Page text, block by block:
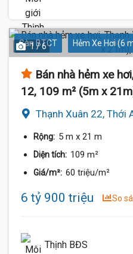
Sàn BTCT Hẻm Xe Hơi (6
1 / 6
Bán nhà hẻm xe
12, 109 m² (5m x
Thạnh Xuân 22, Thới
Rộng: 5 m x 21 m
Diện tích: 109 m²
Giá/m²: 60 triệu/m²
6 tỷ 900 triệu So
Thịnh BĐS